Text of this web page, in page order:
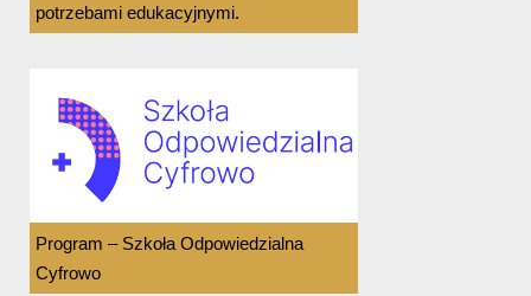
potrzebami edukacyjnymi.
Program – Szkoła Odpowiedzialna
Cyfrowo